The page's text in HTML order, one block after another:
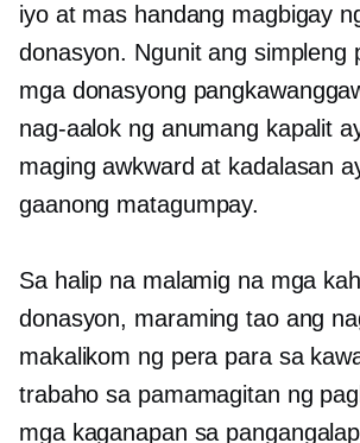
iyo at mas handang magbigay
donasyon. Ngunit ang simpleng
mga donasyong
nag-aalok ng anumang kapalit
maging awkward at kadalasan
gaanong matagumpay.
Sa halip na malamig na mga
donasyon, maraming tao ang
makalikom ng pera para sa
trabaho sa pamamagitan ng
mga kaganapan sa